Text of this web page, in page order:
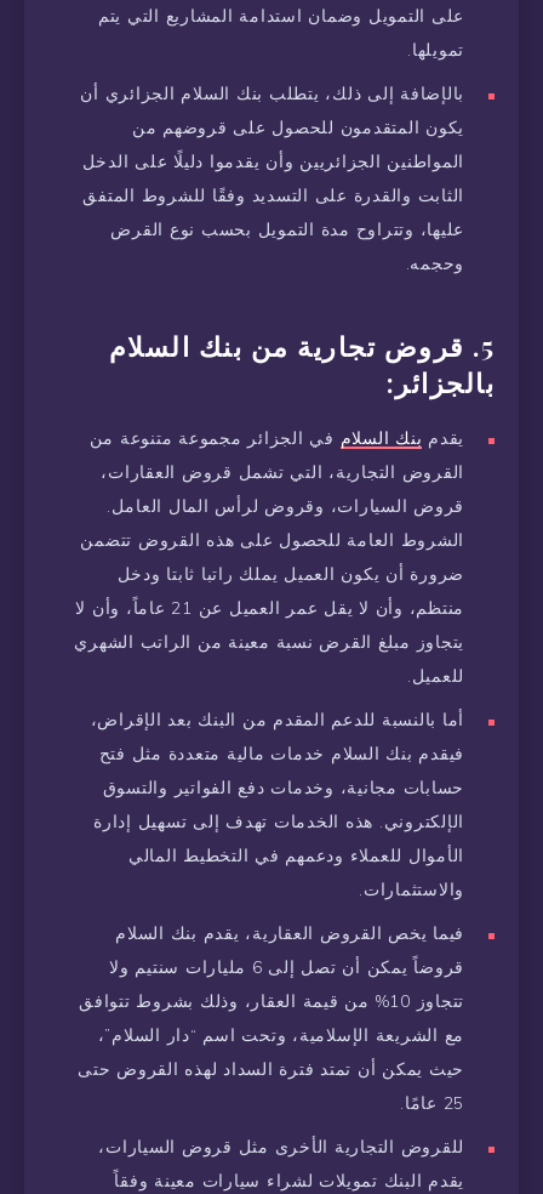
على التمويل وضمان استدامة المشاريع التي يتم
تمويلها.
بالإضافة إلى ذلك، يتطلب بنك السلام الجزائري أن
يكون المتقدمون للحصول على قروضهم من
المواطنين الجزائريين وأن يقدموا دليلًا على الدخل
الثابت والقدرة على التسديد وفقًا للشروط المتفق
عليها، وتتراوح مدة التمويل بحسب نوع القرض
وحجمه.
5. قروض تجارية من بنك السلام
بالجزائر:
يقدم بنك السلام في الجزائر مجموعة متنوعة من
القروض التجارية، التي تشمل قروض العقارات،
قروض السيارات، وقروض لرأس المال العامل.
الشروط العامة للحصول على هذه القروض تتضمن
ضرورة أن يكون العميل يملك راتبا ثابتا ودخل
منتظم، وأن لا يقل عمر العميل عن 21 عاماً، وأن لا
يتجاوز مبلغ القرض نسبة معينة من الراتب الشهري
للعميل.
أما بالنسبة للدعم المقدم من البنك بعد الإقراض،
فيقدم بنك السلام خدمات مالية متعددة مثل فتح
حسابات مجانية، وخدمات دفع الفواتير والتسوق
الإلكتروني. هذه الخدمات تهدف إلى تسهيل إدارة
الأموال للعملاء ودعمهم في التخطيط المالي
والاستثمارات.
فيما يخص القروض العقارية، يقدم بنك السلام
قروضاً يمكن أن تصل إلى 6 مليارات سنتيم ولا
تتجاوز 10% من قيمة العقار، وذلك بشروط تتوافق
مع الشريعة الإسلامية، وتحت اسم “دار السلام”،
حيث يمكن أن تمتد فترة السداد لهذه القروض حتى
25 عامًا.
للقروض التجارية الأخرى مثل قروض السيارات،
يقدم البنك تمويلات لشراء سيارات معينة وفقاً